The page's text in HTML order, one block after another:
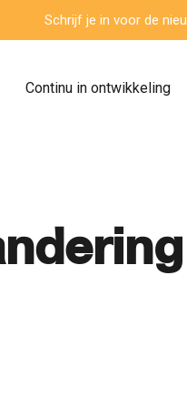
Schrijf je in voor de
Continu in ontwikkeling